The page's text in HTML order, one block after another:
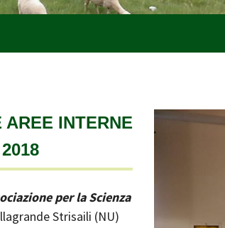
INTERNE
per la Scienza
Strisaili (NU)